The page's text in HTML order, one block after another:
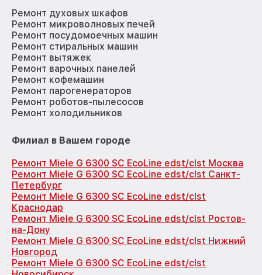
Ремонт духовых шкафов
Ремонт микроволновых печей
Ремонт посудомоечных машин
Ремонт стиральных машин
Ремонт вытяжек
Ремонт варочных панелей
Ремонт кофемашин
Ремонт парогенераторов
Ремонт роботов-пылесосов
Ремонт холодильников
Филиал в Вашем городе
Ремонт Miele G 6300 SC EcoLine edst/clst Москва
Ремонт Miele G 6300 SC EcoLine edst/clst Санкт-
Петербург
Ремонт Miele G 6300 SC EcoLine edst/clst
Краснодар
Ремонт Miele G 6300 SC EcoLine edst/clst Ростов-
на-Дону
Ремонт Miele G 6300 SC EcoLine edst/clst Нижний
Новгород
Ремонт Miele G 6300 SC EcoLine edst/clst